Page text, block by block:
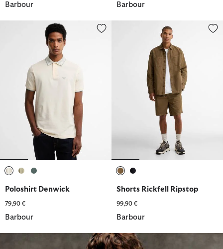
Barbour Barbour
Poloshirt Denwick
Poloshirt Denwick
79,90 €
Barbour
Shorts Rickfell Ripstop
Shorts Rickfell Ripstop
99,90 €
Barbour